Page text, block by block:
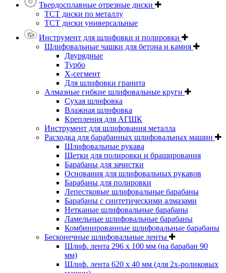
Твердосплавные отрезные диски
ТСТ диски по металлу
ТСТ диски универсальные
Инструмент для шлифовки и полировки
Шлифовальные чашки для бетона и камня
Двурядные
Турбо
Х-сегмент
Для шлифовки гранита
Алмазные гибкие шлифовальные круги
Cухая шлифовка
Влажная шлифовка
Крепления для АГШК
Инструмент для шлифования металла
Расходка для барабанных шлифовальных машин
Шлифовальные рукава
Щетки для полировки и браширования
Барабаны для зачистки
Основания для шлифовальных рукавов
Барабаны для полировки
Лепестковые шлифовальные барабаны
Барабаны с синтетическими алмазами
Нетканые шлифовальные барабаны
Ламельные шлифовальные барабаны
Комбинированные шлифовальные барабаны
Бесконечные шлифовальные ленты
Шлиф. лента 296 х 100 мм (на барабан 90
мм)
Шлиф. лента 620 х 40 мм (для 2х-роликовых